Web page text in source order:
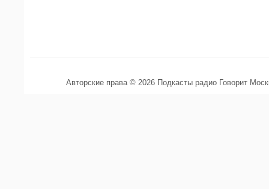
Авторские права © 2026 Подкасты радио Говорит